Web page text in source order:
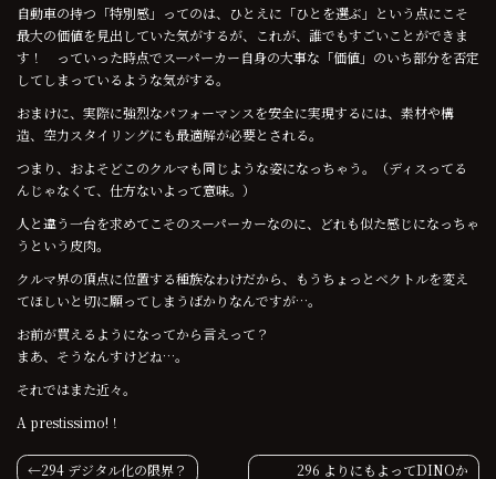
自動車の持つ「特別感」ってのは、ひとえに「ひとを選ぶ」という点にこそ
最大の価値を見出していた気がするが、これが、誰でもすごいことができま
す！ っていった時点でスーパーカー自身の大事な「価値」のいち部分を否定
してしまっているような気がする。
おまけに、実際に強烈なパフォーマンスを安全に実現するには、素材や構
造、空力スタイリングにも最適解が必要とされる。
つまり、およそどこのクルマも同じような姿になっちゃう。（ディスってる
んじゃなくて、仕方ないよって意味。）
人と違う一台を求めてこそのスーパーカーなのに、どれも似た感じになっちゃ
うという皮肉。
クルマ界の頂点に位置する種族なわけだから、もうちょっとベクトルを変え
てほしいと切に願ってしまうばかりなんですが…。
お前が買えるようになってから言えって？
まあ、そうなんすけどね…。
それではまた近々。
A prestissimo!！
294 デジタル化の限界？
296 よりにもよってDINOか